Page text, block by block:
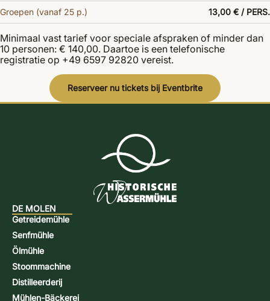
Groepen (vanaf 25 p.) 13,00 € / PERS.
Minimaal vast tarief voor speciale afspraken of minder dan
10 personen: € 140,00. Daartoe is een telefonische
registratie op +49 6597 92820 vereist.
Reserveer nu tickets bij Eventbrite
DE MOLEN
Getreidemühle
Senfmühle
Ölmühle
Stoommachine
Distilleerderij
Mühlen-Bäckerei